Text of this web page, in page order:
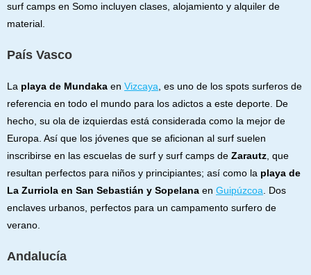
surf camps en Somo incluyen clases, alojamiento y alquiler de
material.
País Vasco
La playa de Mundaka en Vizcaya, es uno de los spots surferos de
referencia en todo el mundo para los adictos a este deporte. De
hecho, su ola de izquierdas está considerada como la mejor de
Europa. Así que los jóvenes que se aficionan al surf suelen
inscribirse en las escuelas de surf y surf camps de Zarautz, que
resultan perfectos para niños y principiantes; así como la playa de
La Zurriola en San Sebastián y Sopelana en Guipúzcoa. Dos
enclaves urbanos, perfectos para un campamento surfero de
verano.
Andalucía